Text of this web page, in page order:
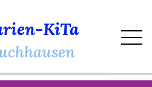
KiTa